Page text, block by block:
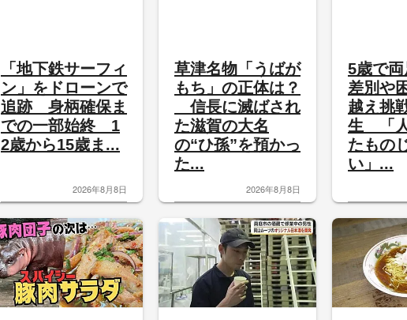
「地下鉄サーフィ
ン」をドローンで
追跡 身柄確保ま
での一部始終 1
2歳から15歳ま...
2026年8月8日
草津名物「うばが
もち」の正体は？
信長に滅ばされ
た滋賀の大名
の“ひ孫”を預かっ
た...
2026年8月8日
5歳で両
差別や
越え挑
生 「
たもの
い」...